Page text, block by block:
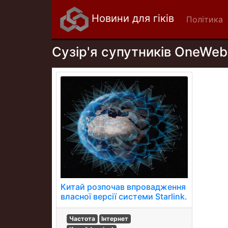
Новини для гіків Політика
Сузір'я супутників OneWeb
Китай розпочав впровадження
власної версії системи Starlink.
Частота
Інтернет